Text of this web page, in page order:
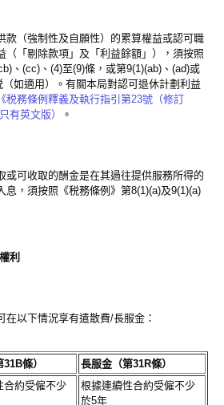
款（強制性及自願性）的累算權益或認可職
（「剔除款項」及「利益餘額」），須按照
、(cc)、(4)至(9)條，或第9(1)(ab)、(ad)或
如適用）。有關本局對認可退休計劃利益
《税務條例釋義及執行指引第23號（修訂
有英文版）
。
或可收取的酬金是在其過往提供服務所得的
息，須按照《税務條例》第8(1)(a)及9(1)(a)
利
在以下情況享有遣散費/長服金：
條） 長服金（第31R條）
合約受僱不少
根據連續性合約受僱不少
於5年